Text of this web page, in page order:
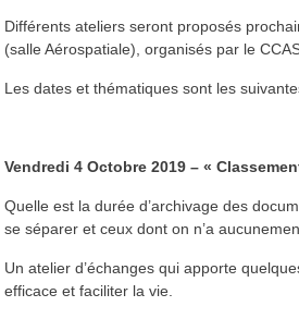
Différents ateliers seront proposés
(salle Aérospatiale), organisés par le
Les dates et thématiques sont les
Vendredi 4 Octobre 2019 – «
Quelle est la durée d’archivage des
se séparer et ceux dont on n’a
Un atelier d’échanges qui apporte
efficace et faciliter la vie.